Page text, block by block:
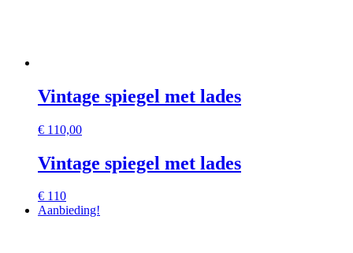
Vintage spiegel met lades
€ 110,00
Vintage spiegel met lades
€ 110
Aanbieding!